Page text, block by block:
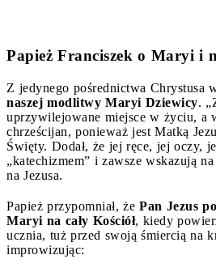
Papież Franciszek o Maryi i
Z jedynego pośrednictwa Chrystusa
naszej modlitwy Maryi Dziewicy.
uprzywilejowane miejsce w życiu, a
chrześcijan, ponieważ jest Matką
Święty. Dodał, że jej ręce, jej oczy,
„katechizmem” i zawsze wskazują
na Jezusa.
Papież przypomniał, że Pan Jezus
Maryi na cały Kościół, kiedy
ucznia, tuż przed swoją śmiercią na
improwizując: